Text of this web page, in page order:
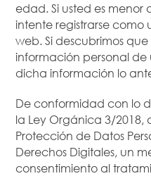
edad. Si usted es
intente registrarse como
web. Si descubrimos
información personal de
dicha información lo
De conformidad con lo
la Ley Orgánica 3/2018,
Protección de Datos
Derechos Digitales, un
consentimiento al